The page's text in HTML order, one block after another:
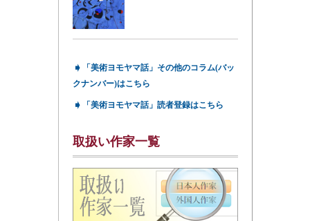
➧
「美術ヨモヤマ話」その他のコラム(バッ
クナンバー)はこちら
➧ 「美術ヨモヤマ話」読者登録はこちら
取扱い作家一覧